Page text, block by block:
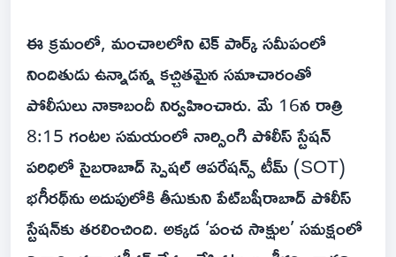
ఈ క్రమంలో, మంచాలలోని టెక్ పార్క్ సమీపంలో
నిందితుడు ఉన్నాడన్న కచ్చితమైన సమాచారంతో
పోలీసులు నాకాబందీ నిర్వహించారు. మే 16న రాత్రి
8:15 గంటల సమయంలో నార్సింగి పోలీస్ స్టేషన్
పరిధిలో సైబరాబాద్ స్పెషల్ ఆపరేషన్స్ టీమ్ (SOT)
భగీరథ్‌ను అదుపులోకి తీసుకుని పేట్‌బషీరాబాద్ పోలీస్
స్టేషన్‌కు తరలించింది. అక్కడ ‘పంచ సాక్షుల’ సమక్షంలో